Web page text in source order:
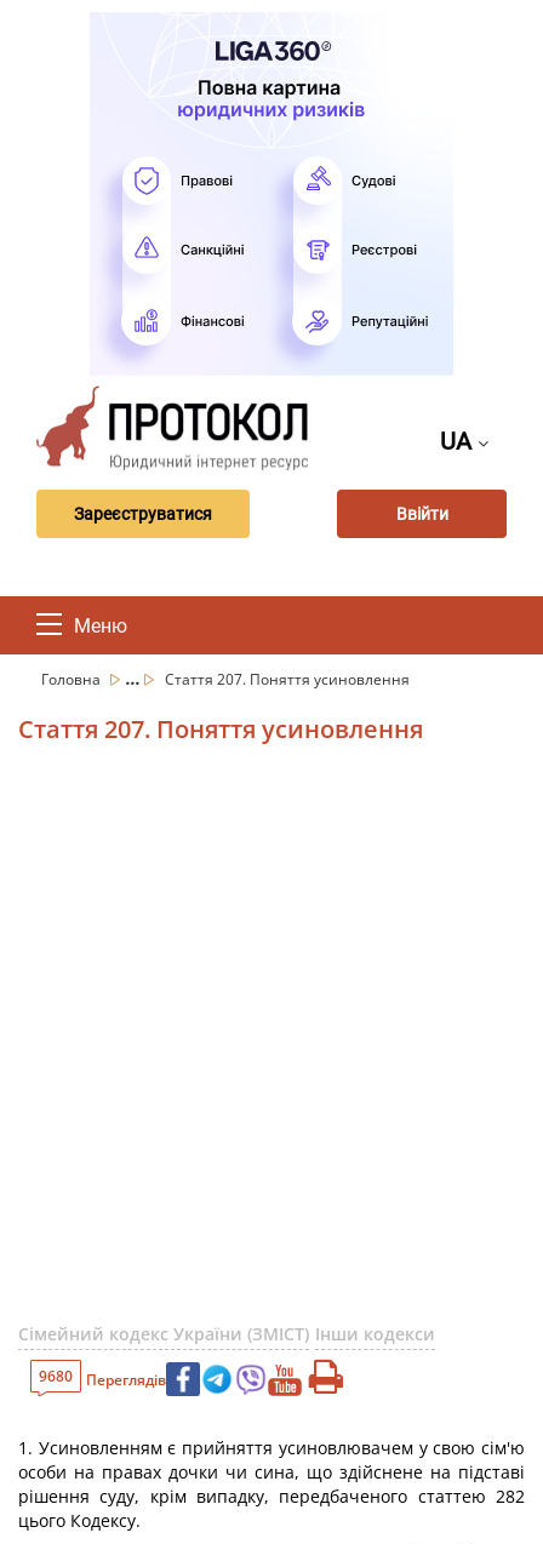
UA
Зареєструватися Ввійти
Меню
Головна ... Стаття 207. Поняття усиновлення
Стаття 207. Поняття усиновлення
Сімейний кодекс України (ЗМІСТ) Інши кодекси
9680 Переглядів
1. Усиновленням є прийняття усиновлювачем у свою сім'ю
особи на правах дочки чи сина, що здійснене на підставі
рішення суду, крім випадку, передбаченого статтею 282
цього Кодексу.